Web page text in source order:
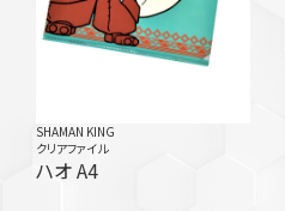
SHAMAN KING
クリアファイル
ハオ A4